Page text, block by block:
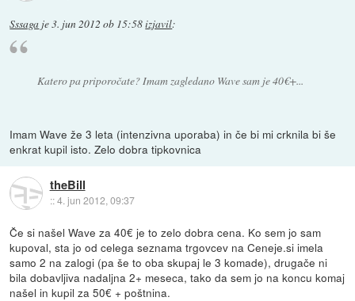
Sssaga je3. jun 2012 ob 15:58izjavil:
Katero pa priporočate? Imam zagledano Wave sam je 40€+...
Imam Wave že 3 leta (intenzivna uporaba) in če bi mi crknila bi še
enkrat kupil isto. Zelo dobra tipkovnica
theBill
::4. jun 2012, 09:37
Če si našel Wave za 40€ je to zelo dobra cena. Ko sem jo sam
kupoval, sta jo od celega seznama trgovcev na Ceneje.si imela
samo 2 na zalogi (pa še to oba skupaj le 3 komade), drugače ni
bila dobavljiva nadaljna 2+ meseca, tako da sem jo na koncu komaj
našel in kupil za 50€ + poštnina.